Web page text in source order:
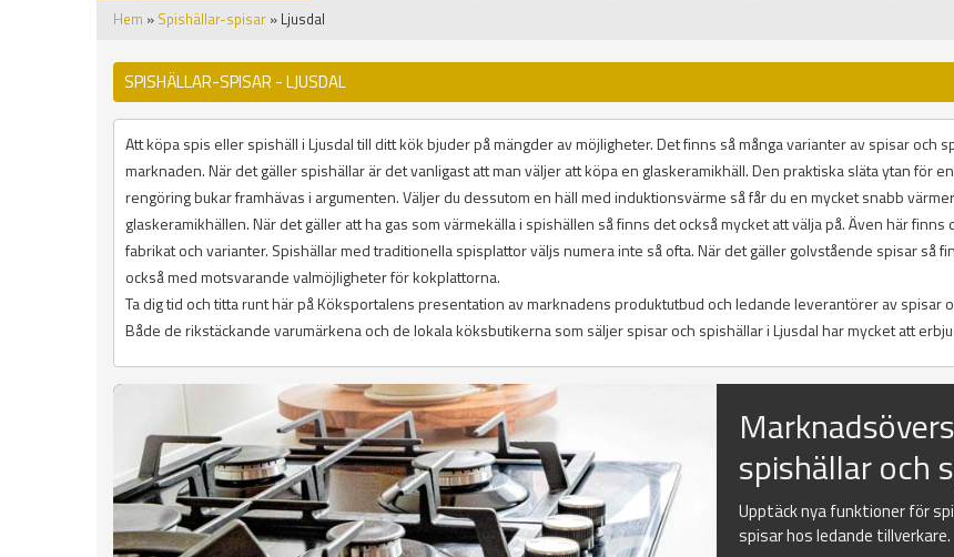
Hem » Spishällar-spisar » Ljusdal
SPISHÄLLAR-SPISAR - LJUSDAL
Att köpa spis eller spishäll i Ljusdal till ditt kök bjuder på mängder av möjligheter. Det finns så många varianter av spisar och
marknaden. När det gäller spishällar är det vanligast att man väljer att köpa en glaskeramikhäll. Den praktiska släta ytan för
rengöring bukar framhävas i argumenten. Väljer du dessutom en häll med induktionsvärme så får du en mycket snabb
glaskeramikhällen. När det gäller att ha gas som värmekälla i spishällen så finns det också mycket att välja på. Även här finns
fabrikat och varianter. Spishällar med traditionella spisplattor väljs numera inte så ofta. När det gäller golvstående spisar så
också med motsvarande valmöjligheter för kokplattorna.
Ta dig tid och titta runt här på Köksportalens presentation av marknadens produktutbud och ledande leverantörer av spisar
Både de rikstäckande varumärkena och de lokala köksbutikerna som säljer spisar och spishällar i Ljusdal har mycket att
spishällar och
Upptäck nya funktioner för
spisar hos ledande tillverkare.